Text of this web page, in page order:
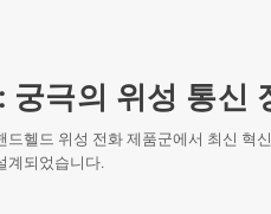
궁극의 위성 통신
드헬드 위성 전화 제품군에서 최신 혁
계되었습니다.